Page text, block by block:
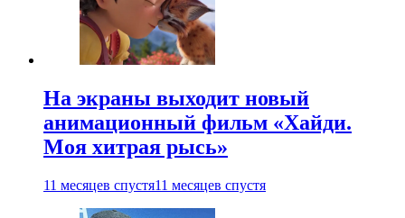
На экраны выходит новый
анимационный фильм «Хайди.
Моя хитрая рысь»
11 месяцев спустя11 месяцев спустя